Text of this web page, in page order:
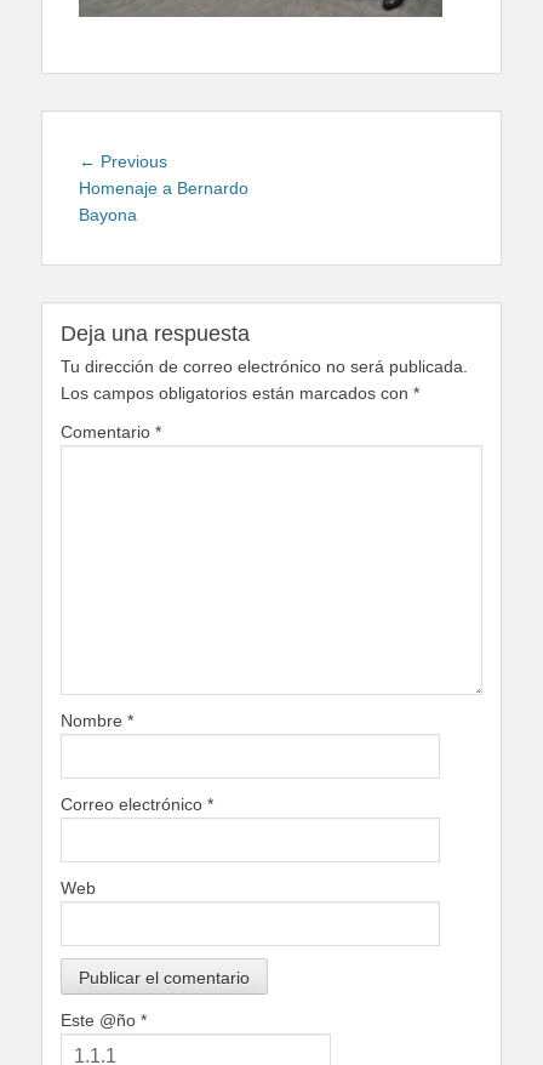
Navegación
de
entradas
← PreviousPrevious
post:
Homenaje a Bernardo
Bayona
Deja una respuesta
Tu dirección de correo electrónico no será publicada.
Los campos obligatorios están marcados con *
Comentario *
Nombre *
Correo electrónico *
Web
Este @ño *